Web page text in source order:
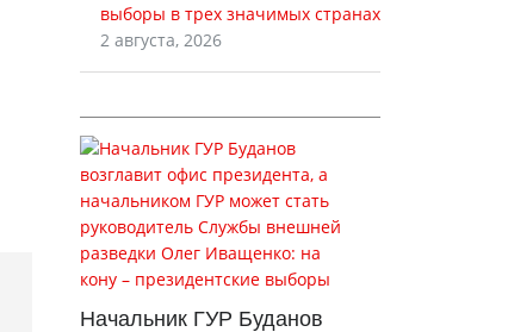
выборы в трех значимых странах
2 августа, 2026
Начальник ГУР Буданов